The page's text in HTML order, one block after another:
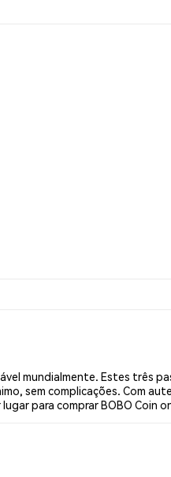
mundialmente. Estes três
sem complicações. Com
para comprar BOBO Coin